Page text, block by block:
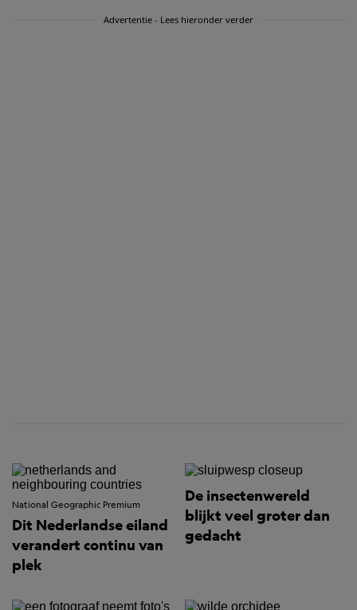
Advertentie - Lees hieronder verder
National Geographic Premium
Dit Nederlandse eiland
verandert continu van
plek
De insectenwereld
blijkt veel groter dan
gedacht